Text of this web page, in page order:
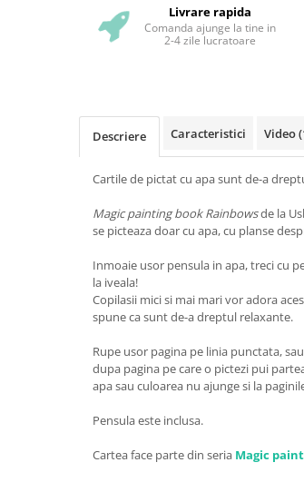
Livrare rapida
Comanda ajunge la tine in
2-4 zile lucratoare
Descriere Caracteristici Video
Cartile de pictat cu apa sunt de-a
Magic painting book Rainbowsde la
se picteaza doar cu apa, cu planse
Inmoaie usor pensula in apa, treci cu
la iveala!
Copilasii mici si mai mari vor adora
spune ca sunt de-a dreptul relaxante.
Rupe usor pagina pe linia punctata,
dupa pagina pe care o pictezi pui
apa sau culoarea nu ajunge si la
Pensula este inclusa.
Cartea face parte din seria Magic